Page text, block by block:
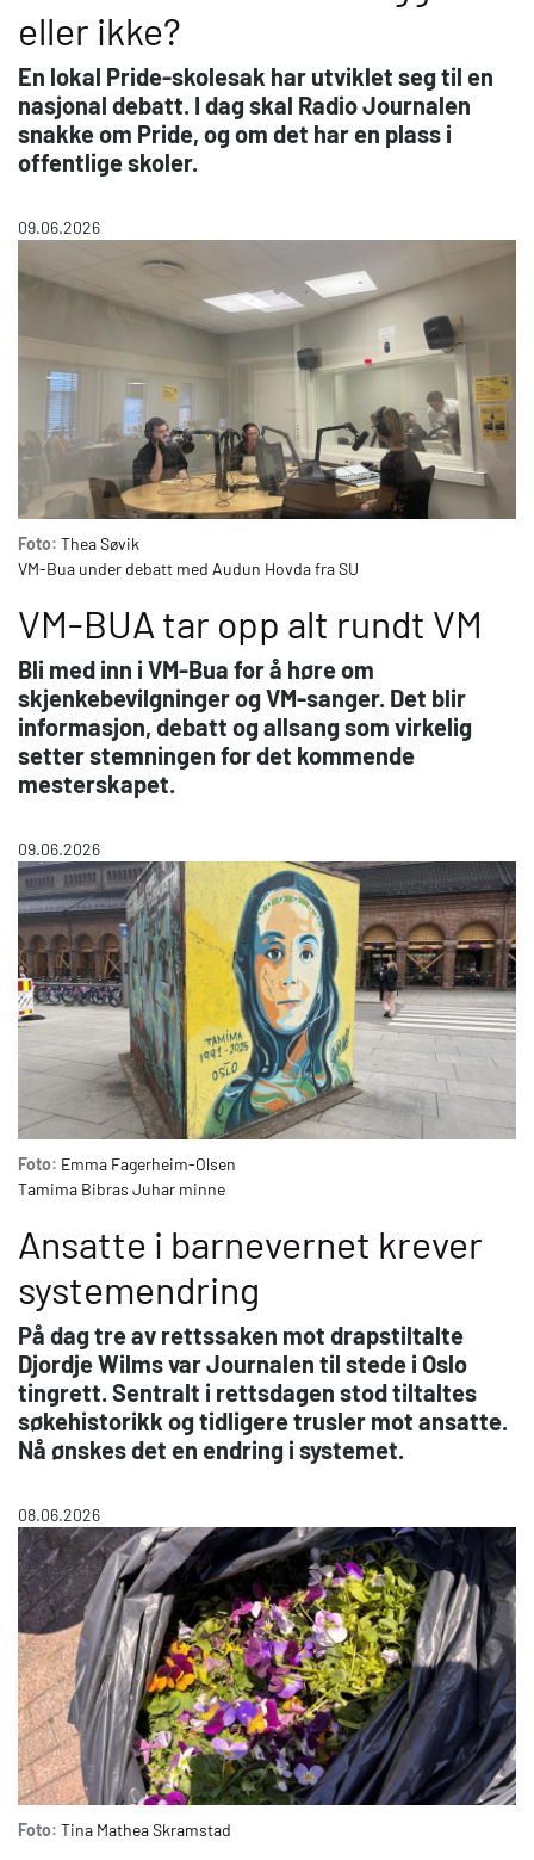
eller ikke?
En lokal Pride-skolesak har utviklet seg til en
nasjonal debatt. I dag skal Radio Journalen
snakke om Pride, og om det har en plass i
offentlige skoler.
09.06.2026
Foto: Thea Søvik
VM-Bua under debatt med Audun Hovda fra SU
VM-BUA tar opp alt rundt VM
Bli med inn i VM-Bua for å høre om
skjenkebevilgninger og VM-sanger. Det blir
informasjon, debatt og allsang som virkelig
setter stemningen for det kommende
mesterskapet.
09.06.2026
Foto: Emma Fagerheim-Olsen
Tamima Bibras Juhar minne
Ansatte i barnevernet krever
systemendring
På dag tre av rettssaken mot drapstiltalte
Djordje Wilms var Journalen til stede i Oslo
tingrett. Sentralt i rettsdagen stod tiltaltes
søkehistorikk og tidligere trusler mot ansatte.
Nå ønskes det en endring i systemet.
08.06.2026
Foto: Tina Mathea Skramstad